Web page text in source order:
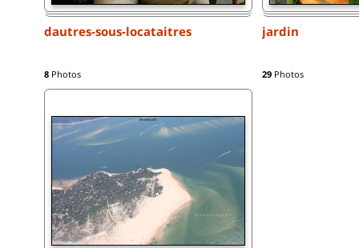
dautres-sous-locataitres
8 Photos
jardin
29 Photos